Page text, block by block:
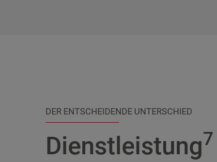
DER ENTSCHEIDENDE UNTERSCHIED
Dienstleistung7